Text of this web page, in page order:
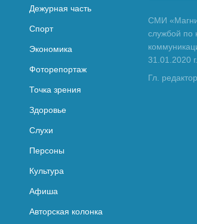
Дежурная часть
Спорт
Экономика
Фоторепортаж
Точка зрения
Здоровье
Слухи
Персоны
Культура
Афиша
Авторская колонка
СМИ
службой по
31.01.2020
Гл.